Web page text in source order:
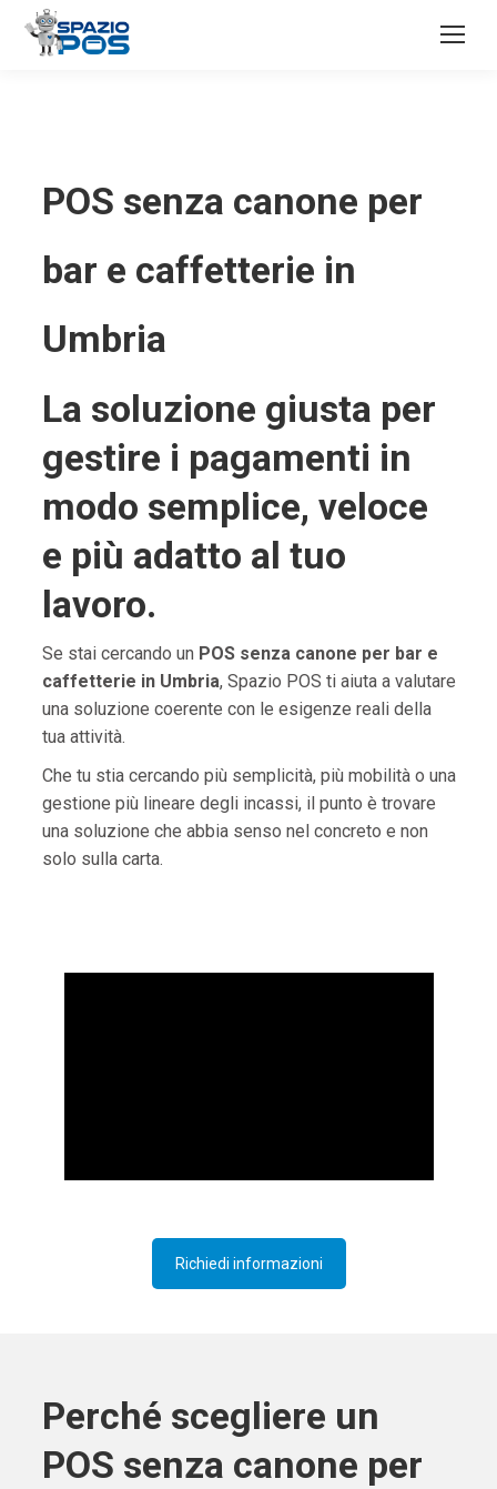
POS senza canone per
bar e caffetterie in
Umbria
La soluzione giusta per
gestire i pagamenti in
modo semplice, veloce
e più adatto al tuo
lavoro.
Se stai cercando un POS senza canone per bar e
caffetterie in Umbria, Spazio POS ti aiuta a valutare
una soluzione coerente con le esigenze reali della
tua attività.
Che tu stia cercando più semplicità, più mobilità o una
gestione più lineare degli incassi, il punto è trovare
una soluzione che abbia senso nel concreto e non
solo sulla carta.
Richiedi informazioni
Perché scegliere un
POS senza canone per